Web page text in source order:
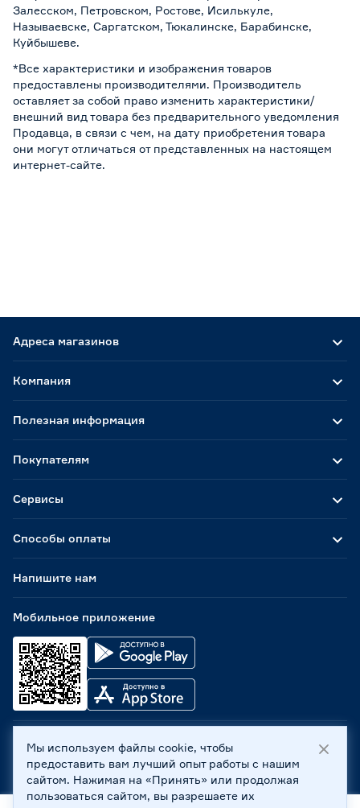
Залесском, Петровском, Ростове, Исилькуле,
Называевске, Саргатском, Тюкалинске, Барабинске,
Куйбышеве.
*Все характеристики и изображения товаров
предоставлены производителями. Производитель
оставляет за собой право изменить характеристики/
внешний вид товара без предварительного уведомления
Продавца, в связи с чем, на дату приобретения товара
они могут отличаться от представленных на настоящем
интернет-сайте.
Адреса магазинов
Способы оплаты
Мобильное приложение
Компания
Полезная информация
Покупателям
Сервисы
Напишите нам
ООО «Бауцентр Рус» 2004 -2026, 236029, г. Калининград,
ул. А.Невского, 205. ИНН 7702596813, КПП 390601001 ©
Все права защищены
Политика обработки персональных данных
Мы используем файлы cookie, чтобы
предоставить вам лучший опыт работы с нашим
сайтом. Нажимая на «Принять» или продолжая
пользоваться сайтом, вы разрешаете их